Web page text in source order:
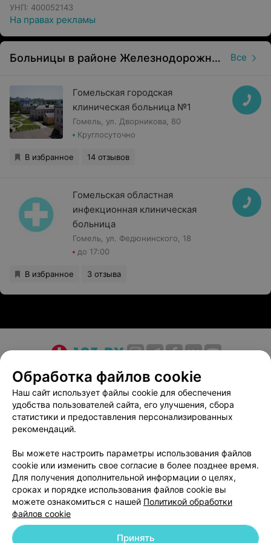
специалиста: рекламируемые
медицинские услуги могут иметь
противопоказания и побочные
УНП: 400052143
На правах рекламы
Больницы в районе Железнодорожный в Гомеле Все
Гомельская городская
клиническая больница №1
Гомель, ул. Дворникова, 80
Круглосуточно
В избранное 14 отзывов
Гомельская областная
инфекционная клиническая
больница
Гомель, ул. Федюнинского, 18
до 17:00
В избранное 3 отзыва
О проекте Новости проекта
Размещение рекламы
Медицинский маркетинг
Публичный договор
Пользовательское соглашение
Способы оплаты
Вакансии
Партнеры
Написать в поддержку
Персональные настройки cookie
Обработка персональных данных
Обработка файлов cookie
Наш сайт использует файлы cookie для обеспечения
удобства пользователей сайта, его улучшения, сбора
статистики и предоставления персонализированных
рекомендаций.
Вы можете настроить параметры использования файлов
cookie или изменить свое согласие в более позднее время.
Для получения дополнительной информации о целях,
сроках и порядке использования файлов cookie вы
можете ознакомиться с нашей Политикой обработки
файлов cookie
Принять